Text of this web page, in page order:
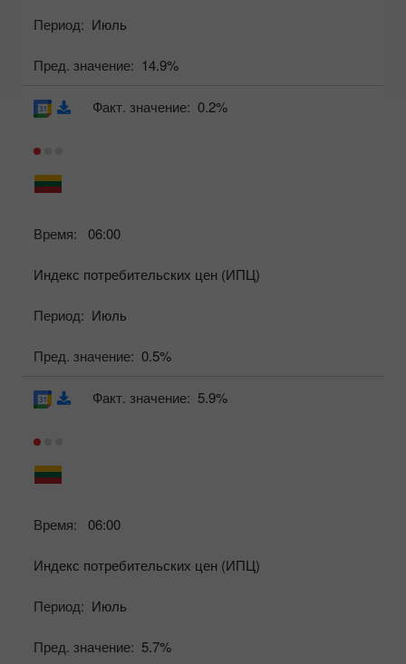
Период: Июль
Пред. значение: 14.9%
Время: 06:00
Индекс потребительских цен (ИПЦ)
Период: Июль
Пред. значение: 0.5%
Факт. значение: 0.2%
Время: 06:00
Индекс потребительских цен (ИПЦ)
Период: Июль
Пред. значение: 5.7%
Факт. значение: 5.9%